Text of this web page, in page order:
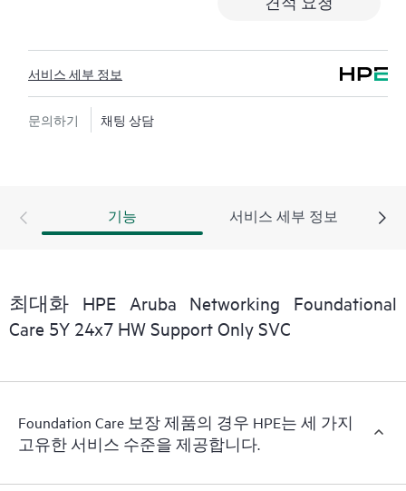
의하려면 HPE에 연락하십시오. HPE Foundation Care에서
원과 소프트웨어 업데이트 및 패치에 대한 액세스를 제
공합니다.
서비스 세부 정보
문의하기 채팅 상담
기능 서비스 세부 정보
최대화 HPE Aruba Networking Foundational
Care 5Y 24x7 HW Support Only SVC
Foundation Care 보장 제품의 경우 HPE는 세 가지
고유한 서비스 수준을 제공합니다.